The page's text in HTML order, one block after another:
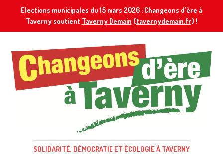
Elections municipales du 15 mars 2026 : Changeons d'ère à
Taverny soutient Taverny Demain (tavernydemain.fr) !
SOLIDARITÉ, DÉMOCRATIE ET ÉCOLOGIE À TAVERNY